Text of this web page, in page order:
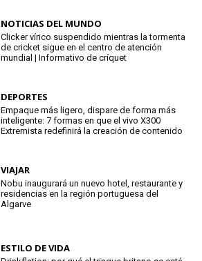
NOTICIAS DEL MUNDO
Clicker vírico suspendido mientras la tormenta
de cricket sigue en el centro de atención
mundial | Informativo de críquet
DEPORTES
Empaque más ligero, dispare de forma más
inteligente: 7 formas en que el vivo X300
Extremista redefinirá la creación de contenido
VIAJAR
Nobu inaugurará un nuevo hotel, restaurante y
residencias en la región portuguesa del
Algarve
ESTILO DE VIDA